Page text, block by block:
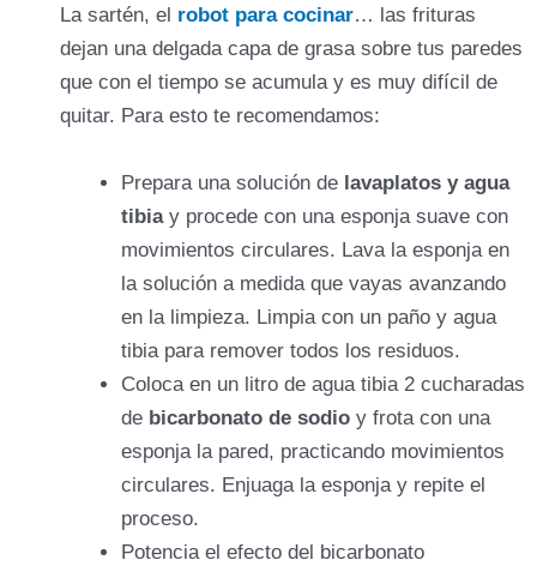
La sartén, el robot para cocinar… las frituras
dejan una delgada capa de grasa sobre tus paredes
que con el tiempo se acumula y es muy difícil de
quitar. Para esto te recomendamos:
Prepara una solución de lavaplatos y agua
tibia y procede con una esponja suave con
movimientos circulares. Lava la esponja en
la solución a medida que vayas avanzando
en la limpieza. Limpia con un paño y agua
tibia para remover todos los residuos.
Coloca en un litro de agua tibia 2 cucharadas
de bicarbonato de sodio y frota con una
esponja la pared, practicando movimientos
circulares. Enjuaga la esponja y repite el
proceso.
Potencia el efecto del bicarbonato